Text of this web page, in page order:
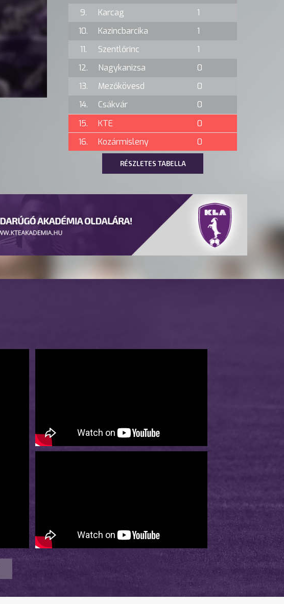
9.
Karcag
1
10.
Kazincbarcika
1
11.
Szentlőrinc
1
12.
Nagykanizsa
0
13.
Mezőkövesd
0
14.
Csákvár
0
15.
KTE
0
16.
Kozármisleny 0
RÉSZLETES TABELLA